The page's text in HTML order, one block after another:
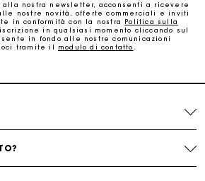
il modo migliore per fare il regalo
perfetto
nostra newsletter, acconsenti a ricevere
nostre novità, offerte commerciali e inviti
in conformità con la nostra Politica sulla
in qualsiasi momento cliccando sul
in fondo alle nostre comunicazioni
tramite il modulo di contatto